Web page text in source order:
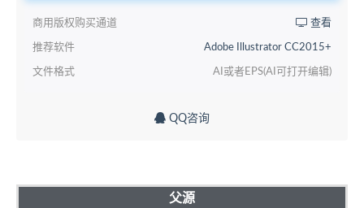
商用版权购买通道 查看
推荐软件 Adobe Illustrator CC2015+
文件格式 AI或者EPS(AI可打开编辑)
QQ咨询
父源